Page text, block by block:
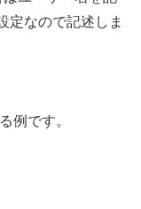
定なので記述しま
例です。